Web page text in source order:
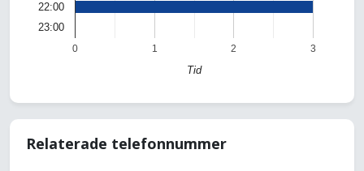
0 1 2 3
22:00
23:00
Tid
Relaterade telefonnummer